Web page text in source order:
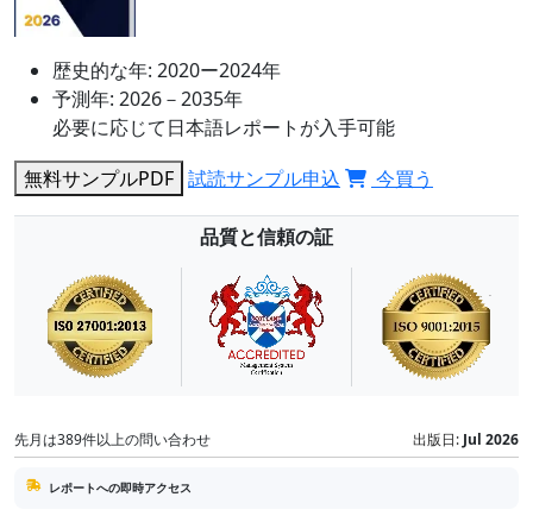
歴史的な年: 2020ー2024年
予測年: 2026－2035年
必要に応じて日本語レポートが入手可能
無料サンプルPDF 試読サンプル申込 今買う
品質と信頼の証
先月は389件以上の問い合わせ 出版日: Jul 2026
レポートへの即時アクセス